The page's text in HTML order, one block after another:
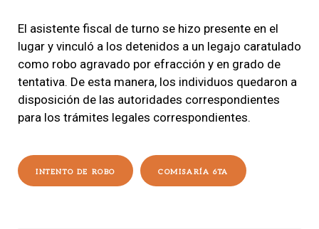
El asistente fiscal de turno se hizo presente en el
lugar y vinculó a los detenidos a un legajo caratulado
como robo agravado por efracción y en grado de
tentativa. De esta manera, los individuos quedaron a
disposición de las autoridades correspondientes
para los trámites legales correspondientes.
INTENTO DE ROBO COMISARÍA 6TA